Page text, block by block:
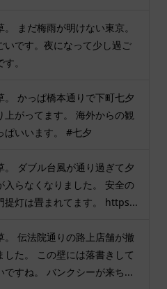
。 まだ梅雨が明けない東京。
いです。夜になって少し過ご
。
。 かっぱ橋本通りで下町七夕
上がってます。 海外からの観
ぱいいます。 #七夕
。 ダブル台風が通り過ぎて夕
入らなくなりました。 安全の
提灯は畳まれてます。 https...
。 伝法院通りの路上店舗が撤
した。 この壁には落書きして
ですね。 バンクシーが来ち...